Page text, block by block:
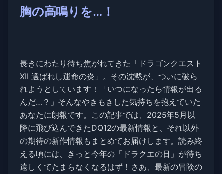
胸の高鳴りを…！
長きにわたり待ち焦がれてきた「ドラゴンクエスト
XII 選ばれし運命の炎」。その沈黙が、ついに破ら
れようとしています！「いつになったら情報が出る
んだ…？」そんなやきもきした気持ちを抱えていた
あなたに朗報です。この記事では、2025年5月以
降に飛び込んできたDQ12の最新情報と、それ以外
の期待の新作情報もまとめてお届けします。読み終
える頃には、きっと今年の「ドラクエの日」が待ち
遠しくてたまらなくなるはず！さあ、最新の冒険の